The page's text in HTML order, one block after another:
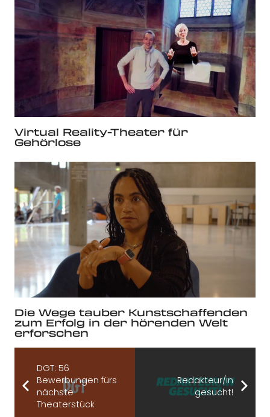
Virtual Reality-Theater für
Gehörlose
Die Wege tauber Kunstschaffenden
zum Erfolg in der hörenden Welt
erforschen
DGT: 56
Bewerbungen fürs
nächste
Theaterstück
Redakteur/in
gesucht!